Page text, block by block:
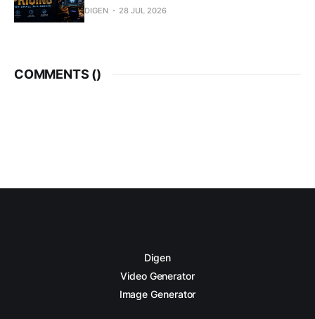
DIGEN 28 JUL 2026
COMMENTS ()
Digen
Video Generator
Image Generator